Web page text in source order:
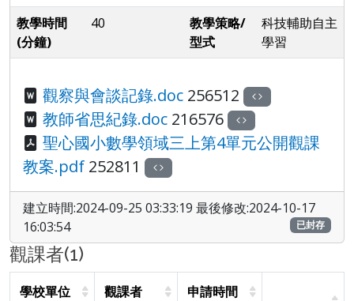
教學時間
(分鐘)
40
教學策略/
型式
科技輔助自主
學習
觀察與會談記錄.doc 256512
教師省思紀錄.doc 216576
聖心國小數學領域三上第4單元公開觀課
教案.pdf 252811
建立時間:2024-09-25 03:33:19 最後修改:2024-10-17
16:03:54
已封存
觀課者(1)
學校單位 觀課者 申請時間